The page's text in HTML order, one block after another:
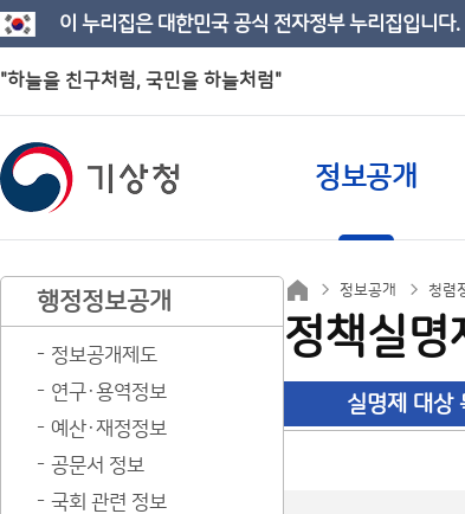
이 누리집은 대한민국 공식 전자정부 누리집입니다.
"하늘을 친구처럼, 국민을 하늘처럼"
정보공개
행정정보공개
정보공개제도
연구·용역정보
예산·재정정보
공문서 정보
국회 관련 정보
정보공개 청렴
정책실명
실명제 대상